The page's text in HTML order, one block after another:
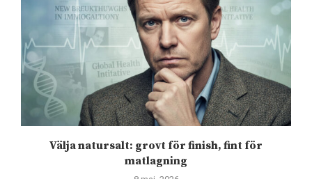
Välja natursalt: grovt för finish, fint för
matlagning